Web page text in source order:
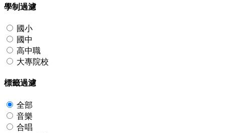
學制過濾
國小
國中
高中職
大專院校
標籤過濾
全部
音樂
合唱